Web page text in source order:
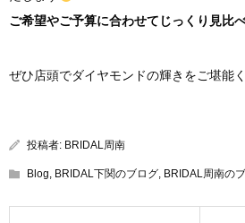
ご希望やご予算に合わせてじっくり見比
ぜひ店頭でダイヤモンドの輝きをご堪能
投稿者: BRIDAL周南
Blog, BRIDAL下関のブログ, BRIDAL周南の